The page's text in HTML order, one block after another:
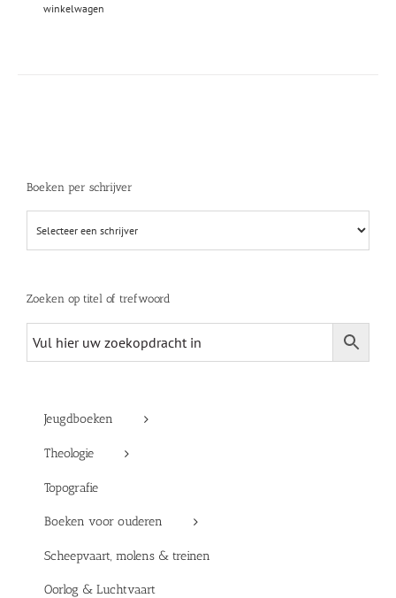
winkelwagen
Boeken per schrijver
Zoeken op titel of trefwoord
Jeugdboeken
Theologie
Topografie
Boeken voor ouderen
Scheepvaart, molens & treinen
Oorlog & Luchtvaart